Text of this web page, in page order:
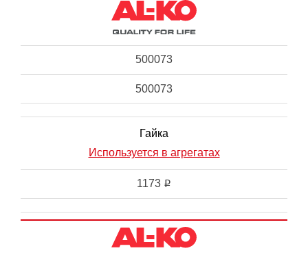
500073
500073
Гайка
Используется в агрегатах
1173 i